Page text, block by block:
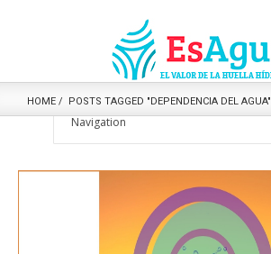
HOME POSTS TAGGED "DEPENDENCIA DEL AGUA"